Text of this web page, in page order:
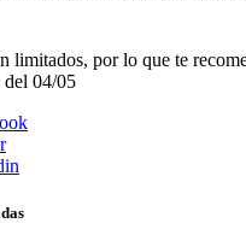
limitados, por lo que te
del 04/05